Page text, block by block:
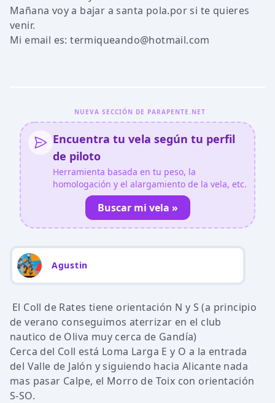
Mañana voy a bajar a santa pola.por si te quieres
venir.
Mi email es: termiqueando@hotmail.com
NUEVA SECCIÓN DE PARAPENTE.NET
Encuentra tu vela según tu perfil
de piloto
Herramienta basada en tu peso, la
homologación y el alargamiento de la vela, etc.
Buscar mi vela »
Agustin
El Coll de Rates tiene orientación N y S (a principio
de verano conseguimos aterrizar en el club
nautico de Oliva muy cerca de Gandía)
Cerca del Coll está Loma Larga E y O a la entrada
del Valle de Jalón y siguiendo hacia Alicante nada
mas pasar Calpe, el Morro de Toix con orientación
S-SO.